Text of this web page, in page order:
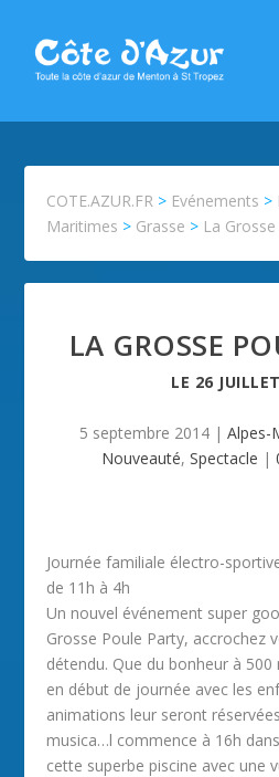
COTE.AZUR.FR > Evénements >
Maritimes > Grasse > La
LA GROSSE
LE 26
5 septembre 2014 | Alpes-
Nouveauté, Spectacle |
Journée familiale électro-
de 11h à 4h
Un nouvel événement super
Grosse Poule Party, accrochez
détendu. Que du bonheur à 500
en début de journée avec les
animations leur seront
musica…l commence à 16h
cette superbe piscine avec une